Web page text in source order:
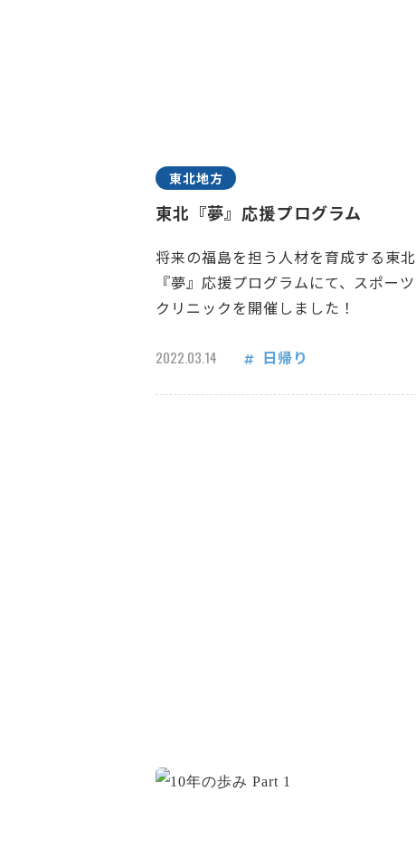
東北地方
東北『夢』応援プログラム
将来の福島を担う人材を育成する東北
『夢』応援プログラムにて、スポーツ
クリニックを開催しました！
2022.03.14 日帰り